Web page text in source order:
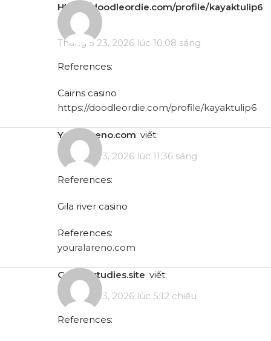
https://doodleordie.com/profile/kayaktulip6
viết:
Tháng 5 23, 2026 lúc 10:08 sáng
References:
Cairns casino
https://doodleordie.com/profile/kayaktulip6
youralareno.com viết:
Tháng 5 23, 2026 lúc 11:36 sáng
References:
Gila river casino
References:
youralareno.com
greecestudies.site viết:
Tháng 5 23, 2026 lúc 5:12 chiều
References: